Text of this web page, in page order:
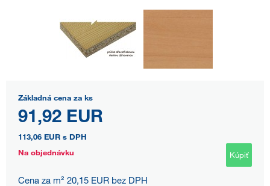
Základná cena za ks
91,92 EUR
113,06 EUR s DPH
Na objednávku
Kúpiť
Cena za m² 20,15 EUR bez DPH